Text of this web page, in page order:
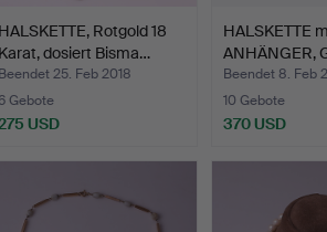
HALSKETTE, Rotgold 18
Karat, dosiert Bisma…
Beendet 25. Feb 2018
Gebote
USD
HALSKETTE
ANHÄNGER,
Ges…
Beendet 8. Feb
10 Gebote
370 USD